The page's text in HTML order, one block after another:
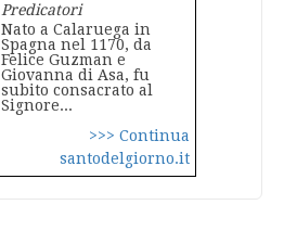
Predicatori
Nato a Calaruega in
Spagna nel 1170, da
Felice Guzman e
Giovanna di Asa, fu
subito consacrato al
Signore...
>>> Continua
santodelgiorno.it